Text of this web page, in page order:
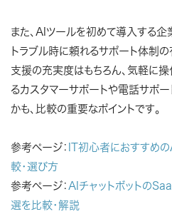
また、AIツールを初めて導入する企
トラブル時に頼れるサポート体制
支援の充実度はもちろん、気軽に
るカスタマーサポートや電話サポ
かも、比較の重要なポイントです。
参考ページ： IT初心者におすすめ
較・選び方
参考ページ： AIチャットボットの
選を比較・解説